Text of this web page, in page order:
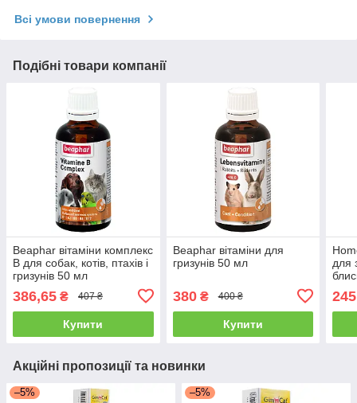
Всі умови повернення
Подібні товари компанії
Beaphar вітаміни комплекс
B для собак, котів, птахів і
гризунів 50 мл
386,65 ₴ 407 ₴
Купити
Beaphar вітаміни для
гризунів 50 мл
380₴ 400 ₴
Купити
для
Акційні пропозиції та новинки
–5% –5%